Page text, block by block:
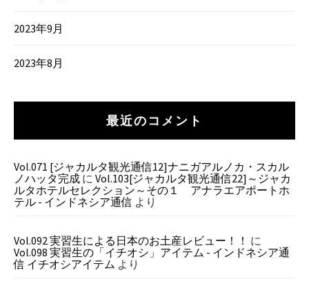
2023年9月
2023年8月
最近のコメント
Vol.071 [ジャカルタ観光通信12]ナニガアルノカ・スカル
ノハッタ完成 に Vol.103[ジャカルタ観光通信22]～ジャカ
ルタホテルセレクション～その１ アナラエアポートホ
テル - インドネシア通信 より
Vol.092 実習生による日本のお土産レビュー！！ に
Vol.098 実習生の「イチオシ」アイテム - インドネシア通
信 イチオシアイテム より